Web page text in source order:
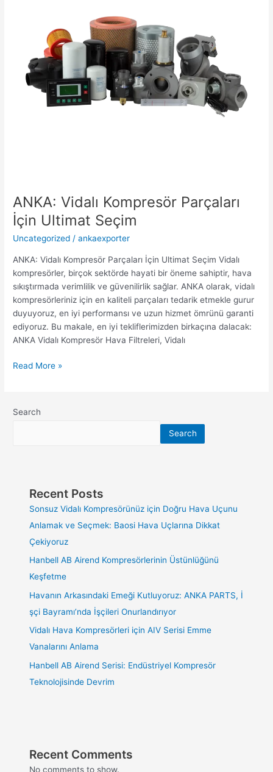
ANKA: Vidalı Kompresör Parçaları
İçin Ultimat Seçim
Uncategorized /ankaexporter
ANKA: Vidalı Kompresör Parçaları İçin Ultimat Seçim Vidalı
kompresörler, birçok sektörde hayati bir öneme sahiptir, hava
sıkıştırmada verimlilik ve güvenilirlik sağlar. ANKA olarak, vidalı
kompresörleriniz için en kaliteli parçaları tedarik etmekle gurur
duyuyoruz, en iyi performansı ve uzun hizmet ömrünü garanti
ediyoruz. Bu makale, en iyi tekliflerimizden birkaçına dalacak:
ANKA Vidalı Kompresör Hava Filtreleri, Vidalı
Read More »
Search
Search
Recent Posts
Sonsuz Vidalı Kompresörünüz için Doğru Hava Uçunu
Anlamak ve Seçmek: Baosi Hava Uçlarına Dikkat
Çekiyoruz
Hanbell AB Airend Kompresörlerinin Üstünlüğünü
Keşfetme
Havanın Arkasındaki Emeği Kutluyoruz: ANKA PARTS, İ
şçi Bayramı’nda İşçileri Onurlandırıyor
Vidalı Hava Kompresörleri için AIV Serisi Emme
Vanalarını Anlama
Hanbell AB Airend Serisi: Endüstriyel Kompresör
Teknolojisinde Devrim
Recent Comments
No comments to show.